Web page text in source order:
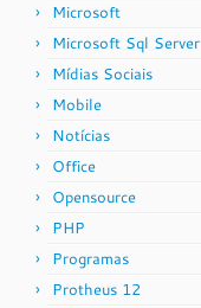
Microsoft
Microsoft Sql Server
Mídias Sociais
Mobile
Notícias
Office
Opensource
PHP
Programas
Protheus 12